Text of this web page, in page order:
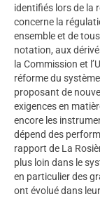
identifiés lors de la
concerne la
ensemble et de
notation, aux
la Commission et
réforme du
proposant de
exigences en
encore les
dépend des
rapport de La
plus loin dans le
en particulier des
ont évolué dans